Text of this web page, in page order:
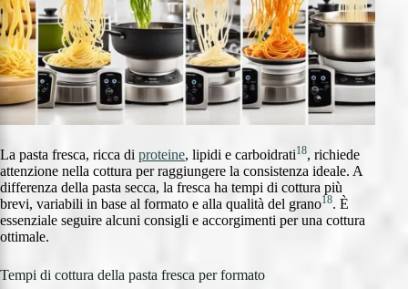
La pasta fresca, ricca di proteine, lipidi e carboidrati18, richiede
attenzione nella cottura per raggiungere la consistenza ideale. A
differenza della pasta secca, la fresca ha tempi di cottura più
brevi, variabili in base al formato e alla qualità del grano18. È
essenziale seguire alcuni consigli e accorgimenti per una cottura
ottimale.
Tempi di cottura della pasta fresca per formato